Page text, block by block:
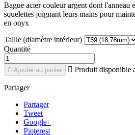
Bague acier couleur argent dont l'anneau
squelettes joignant leurs mains pour
en onyx
Taille (diamètre intérieur)
Quantité
 Ajouter au panier  Produit disponible
Partager
Partager
Tweet
Google+
Pinterest